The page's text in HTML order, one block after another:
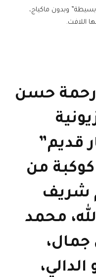
وبدون ماكياج،
اللافت.
رحمة حسن
قديم”
كوكبة من
شريف
محمد
جمال،